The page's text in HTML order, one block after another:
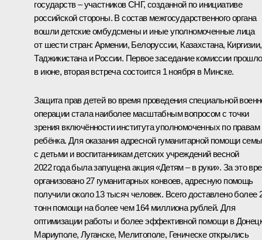
государств – участников СНГ, созданной по инициативе
российской стороны. В состав межгосударственного органа
вошли детские омбудсмены и иные уполномоченные лица
от шести стран: Армении, Белоруссии, Казахстана, Киргизии,
Таджикистана и России. Первое заседание комиссии прошло
в июне, вторая встреча состоится 1 ноября в Минске.
Защита прав детей во время проведения специальной
операции стала наиболее масштабным вопросом с точки
зрения включённости института уполномоченных по правам
ребёнка. Для оказания адресной гуманитарной помощи
с детьми и воспитанникам детских учреждений весной
2022 года была запущена акция «Детям – в руки». За это
организовано 27 гуманитарных конвоев, адресную помощь
получили около 13 тысяч человек. Всего доставлено более
тонн помощи на более чем 164 миллиона рублей. Для
оптимизации работы и более эффективной помощи в
Мариуполе, Луганске, Мелитополе, Геническе открылись